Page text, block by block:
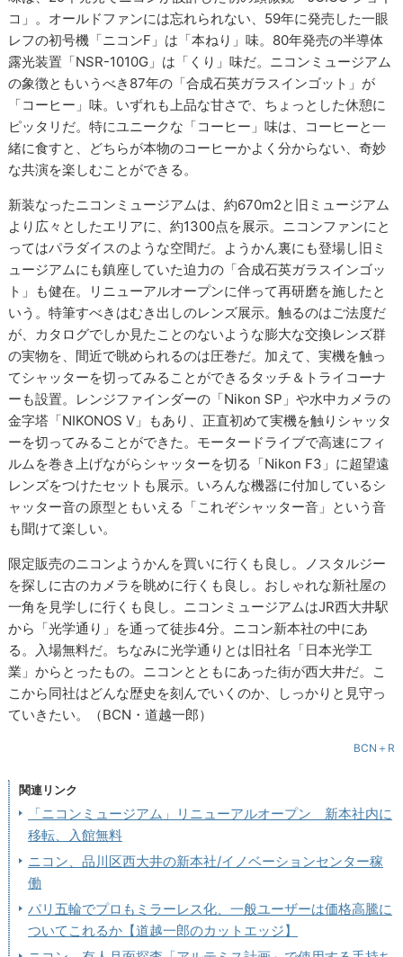
コ」。オールドファンには忘れられない、59年に発売した一眼
レフの初号機「ニコンF」は「本ねり」味。80年発売の半導体
露光装置「NSR-1010G」は「くり」味だ。ニコンミュージアム
の象徴ともいうべき87年の「合成石英ガラスインゴット」が
「コーヒー」味。いずれも上品な甘さで、ちょっとした休憩に
ピッタリだ。特にユニークな「コーヒー」味は、コーヒーと一
緒に食すと、どちらが本物のコーヒーかよく分からない、奇妙
な共演を楽しむことができる。
新装なったニコンミュージアムは、約670m2と旧ミュージアム
より広々としたエリアに、約1300点を展示。ニコンファンにと
ってはパラダイスのような空間だ。ようかん裏にも登場し旧ミ
ュージアムにも鎮座していた迫力の「合成石英ガラスインゴッ
ト」も健在。リニューアルオープンに伴って再研磨を施したと
いう。特筆すべきはむき出しのレンズ展示。触るのはご法度だ
が、カタログでしか見たことのないような膨大な交換レンズ群
の実物を、間近で眺められるのは圧巻だ。加えて、実機を触っ
てシャッターを切ってみることができるタッチ＆トライコーナ
ーも設置。レンジファインダーの「Nikon SP」や水中カメラの
金字塔「NIKONOS V」もあり、正直初めて実機を触りシャッタ
ーを切ってみることができた。モータードライブで高速にフィ
ルムを巻き上げながらシャッターを切る「Nikon F3」に超望遠
レンズをつけたセットも展示。いろんな機器に付加しているシ
ャッター音の原型ともいえる「これぞシャッター音」という音
も聞けて楽しい。
限定販売のニコンようかんを買いに行くも良し。ノスタルジー
を探しに古のカメラを眺めに行くも良し。おしゃれな新社屋の
一角を見学しに行くも良し。ニコンミュージアムはJR西大井駅
から「光学通り」を通って徒歩4分。ニコン新本社の中にあ
る。入場無料だ。ちなみに光学通りとは旧社名「日本光学工
業」からとったもの。ニコンとともにあった街が西大井だ。こ
こから同社はどんな歴史を刻んでいくのか、しっかりと見守っ
ていきたい。（BCN・道越一郎）
BCN＋R
関連リンク
「ニコンミュージアム」リニューアルオープン 新本社内に
移転、入館無料
ニコン、品川区西大井の新本社/イノベーションセンター稼
働
パリ五輪でプロもミラーレス化、一般ユーザーは価格高騰に
ついてこれるか【道越一郎のカットエッジ】